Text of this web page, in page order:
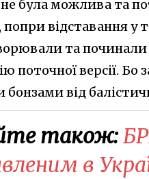
була можлива та
попри відставання у
та
поточної версії.
бонзами від
також:
в